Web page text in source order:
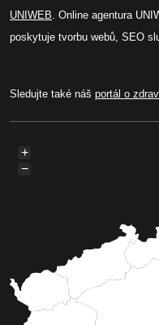
UNIWEB. Online agentura
poskytuje tvorbu webů, SEO
Sledujte také náš portál o
+
−